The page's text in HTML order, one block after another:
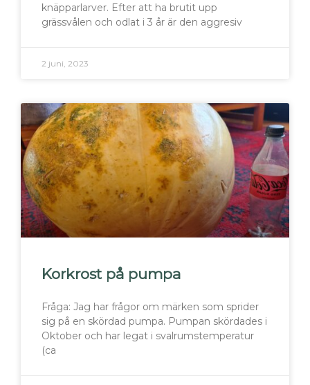
knäpparlarver. Efter att ha brutit upp
grässvålen och odlat i 3 år är den aggresiv
2 juni, 2023
Korkrost på pumpa
Fråga: Jag har frågor om märken som sprider
sig på en skördad pumpa. Pumpan skördades i
Oktober och har legat i svalrumstemperatur
(ca